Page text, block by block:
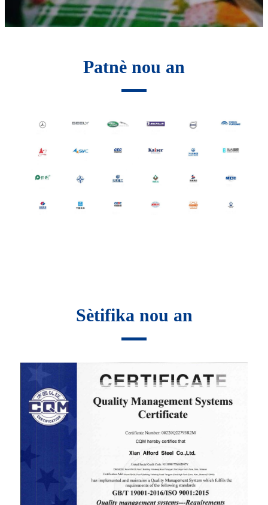
Patnè nou an
Sètifika nou an